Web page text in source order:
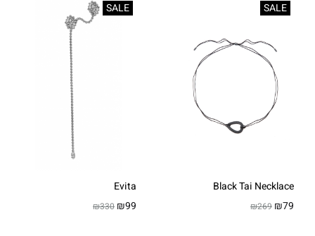
SALE
Black Tai Necklace
₪79
₪269
SALE
Evita
₪99
₪330